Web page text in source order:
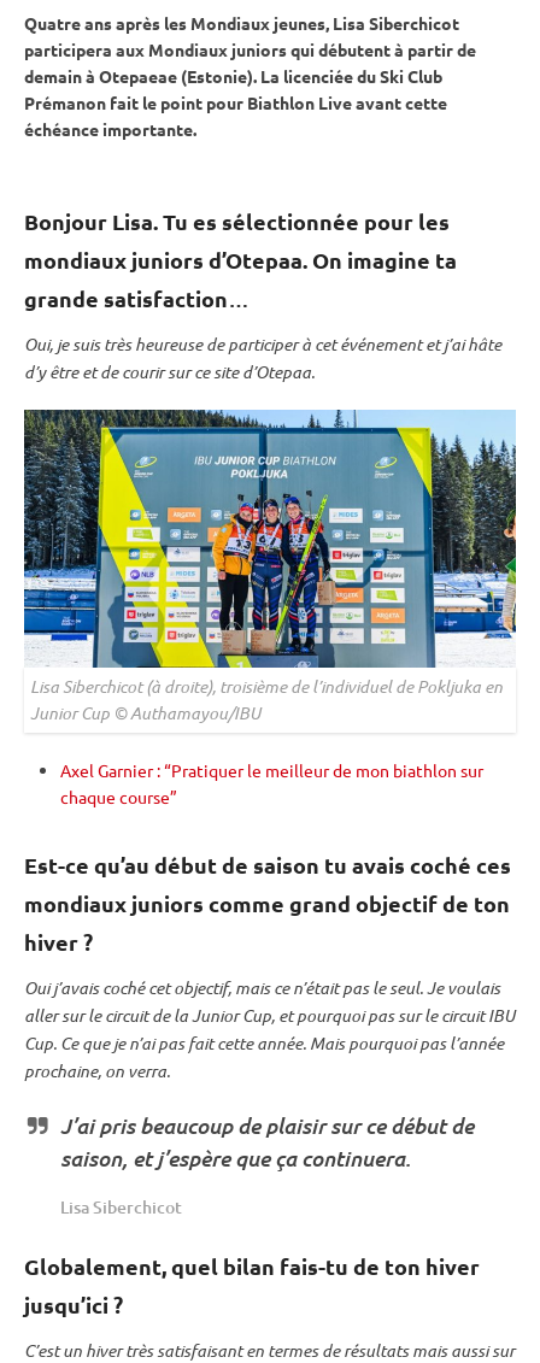
Quatre ans après les Mondiaux jeunes, Lisa Siberchicot
participera aux Mondiaux juniors qui débutent à partir de
demain à Otepaeae (Estonie). La licenciée du Ski Club
Prémanon fait le point pour Biathlon Live avant cette
échéance importante.
Bonjour Lisa. Tu es sélectionnée pour les
mondiaux juniors d’Otepaa. On imagine ta
grande satisfaction…
Oui, je suis très heureuse de participer à cet événement et j’ai hâte
d’y être et de courir sur ce site d’Otepaa.
Lisa Siberchicot (à droite), troisième de l’individueldePokljuka en
Junior Cup © Authamayou/IBU
Axel Garnier : “Pratiquer le meilleur de mon biathlon sur
chaque course”
Est-ce qu’au début de saison tu avais coché ces
mondiaux juniors comme grand objectif de ton
hiver ?
Oui j’avais coché cet objectif, mais ce n’était pas le seul. Je voulais
aller sur le circuit de laJunior Cup, et pourquoi pas sur le circuitIBU
Cup. Ce que je n’ai pas fait cette année. Mais pourquoi pas l’année
prochaine, on verra.
J’ai pris beaucoup de plaisir sur ce début de
saison, et j’espère que ça continuera.
Lisa Siberchicot
Globalement, quel bilan fais-tu de ton hiver
jusqu’ici ?
C’est un hiver très satisfaisant en termes de résultats mais aussi sur